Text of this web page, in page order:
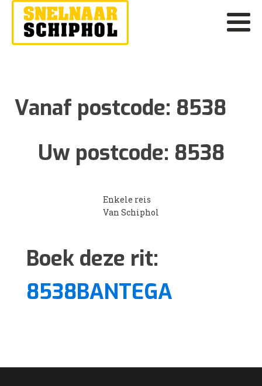
Vanaf postcode: 8538
Uw postcode: 8538
Enkele reis
Van Schiphol
Boek deze rit:
8538BANTEGA